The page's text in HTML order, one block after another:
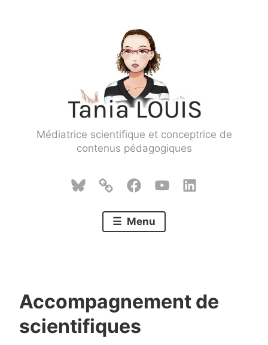
Médiatrice scientifique et conceptrice de
contenus pédagogiques
BlueskyMastodon
Facebook
YouTubeLinkedIn
Menu
Accompagnement de
scientifiques